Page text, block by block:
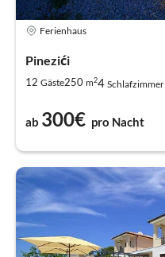
Ferienhaus
Pinezići
12 Gäste250 m24 Schlafzimmer
ab 300€ pro Nacht